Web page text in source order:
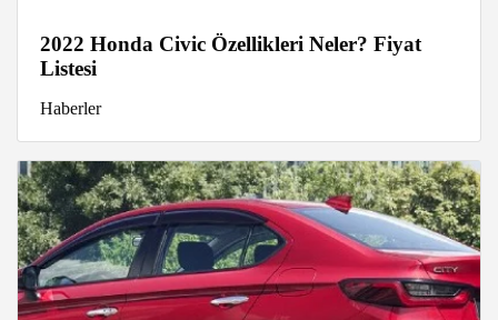
2022 Honda Civic Özellikleri Neler? Fiyat
Listesi
Haberler